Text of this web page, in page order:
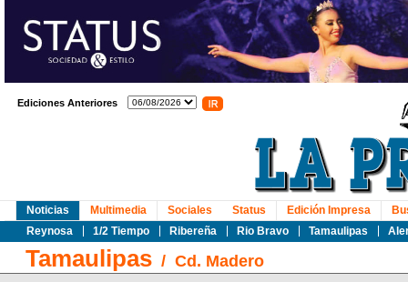
Ediciones Anteriores
Noticias
Reynosa
1/2 Tiempo Ribereña Rio Bravo Tamaulipas
Multimedia Sociales Status Edición Impresa
Tamaulipas / Cd. Madero